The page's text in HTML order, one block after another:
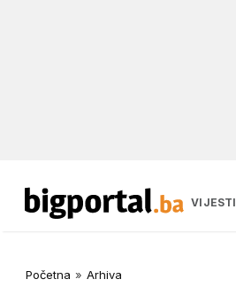
VIJESTI
Početna » Arhiva